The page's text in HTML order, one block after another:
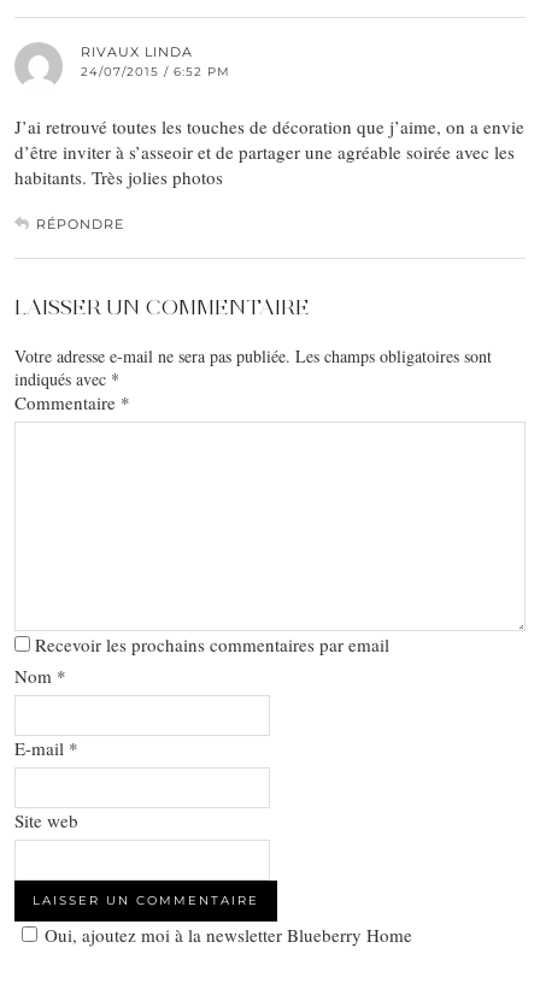
RIVAUX LINDA
24/07/2015 / 6:52 PM
J’ai retrouvé toutes les touches de décoration que j’aime, on a envie
d’être inviter à s’asseoir et de partager une agréable soirée avec les
habitants. Très jolies photos
RÉPONDRE
LAISSER UN COMMENTAIRE
Votre adresse e-mail ne sera pas publiée. Les champs obligatoires sont
indiqués avec *
Commentaire *
Recevoir les prochains commentaires par email
Nom *
E-mail *
Site web
Oui, ajoutez moi à la newsletter Blueberry Home